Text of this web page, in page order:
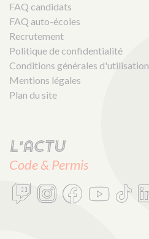
FAQ candidats
FAQ auto-écoles
Recrutement
Politique de confidentialité
Conditions générales d'utilisation
Mentions légales
Plan du site
L'actu
Code & Permis